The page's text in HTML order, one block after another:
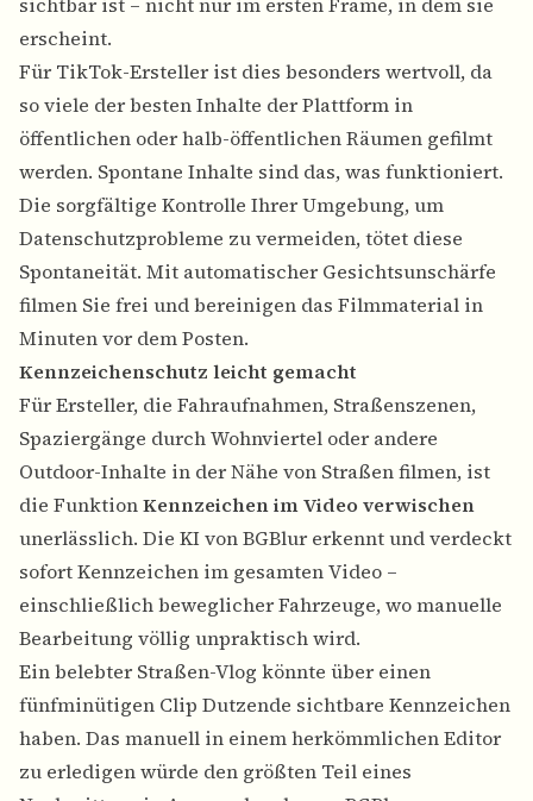
erscheint.
Für TikTok-Ersteller ist dies besonders wertvoll, da
so viele der besten Inhalte der Plattform in
öffentlichen oder halb-öffentlichen Räumen gefilmt
werden. Spontane Inhalte sind das, was funktioniert.
Die sorgfältige Kontrolle Ihrer Umgebung, um
Datenschutzprobleme zu vermeiden, tötet diese
Spontaneität. Mit automatischer Gesichtsunschärfe
filmen Sie frei und bereinigen das Filmmaterial in
Minuten vor dem Posten.
Kennzeichenschutz leicht gemacht
Für Ersteller, die Fahraufnahmen, Straßenszenen,
Spaziergänge durch Wohnviertel oder andere
Outdoor-Inhalte in der Nähe von Straßen filmen, ist
die FunktionKennzeichen im Video verwischen
unerlässlich. Die KI von BGBlur erkennt und verdeckt
sofort Kennzeichen im gesamten Video –
einschließlich beweglicher Fahrzeuge, wo manuelle
Bearbeitung völlig unpraktisch wird.
Ein belebter Straßen-Vlog könnte über einen
fünfminütigen Clip Dutzende sichtbare Kennzeichen
haben. Das manuell in einem herkömmlichen Editor
zu erledigen würde den größten Teil eines